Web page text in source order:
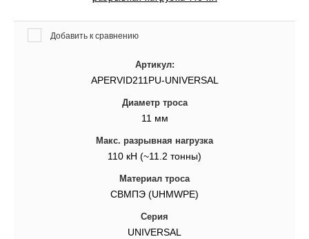
Добавить к сравнению
Артикул:
APERVID211PU-UNIVERSAL
Диаметр троса
11 мм
Макс. разрывная нагрузка
110 кН (~11.2 тонны)
Материал троса
СВМПЭ (UHMWPE)
Серия
UNIVERSAL